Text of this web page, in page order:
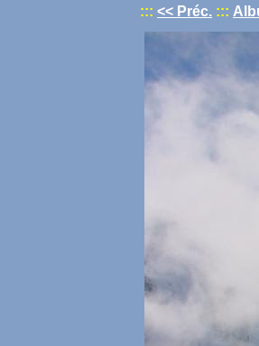
::: << Préc. :::